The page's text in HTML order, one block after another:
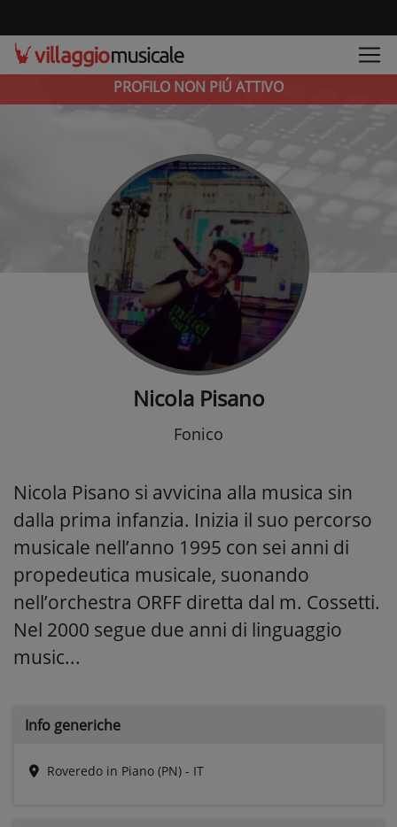
PROFILO NON PIÚ ATTIVO
Nicola Pisano
Fonico
Nicola Pisano si avvicina alla musica sin
dalla prima infanzia. Inizia il suo percorso
musicale nell’anno 1995 con sei anni di
propedeutica musicale, suonando
nell’orchestra ORFF diretta dal m. Cossetti.
Nel 2000 segue due anni di linguaggio
music...
Info generiche
Roveredo in Piano (PN) - IT